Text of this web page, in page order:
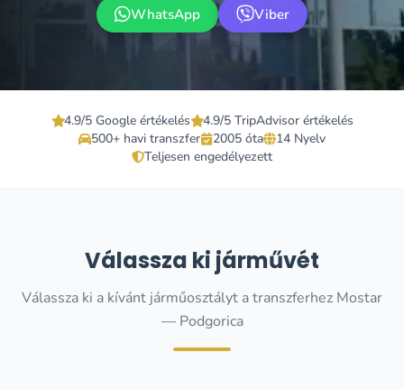
WhatsApp Viber
4.9/5 Google értékelés
4.9/5 TripAdvisor értékelés
500+ havi transzfer
2005 óta
14 Nyelv
Teljesen engedélyezett
Válassza ki járművét
Válassza ki a kívánt járműosztályt a transzferhez Mostar
— Podgorica